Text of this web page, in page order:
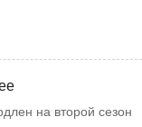
на второй сезон